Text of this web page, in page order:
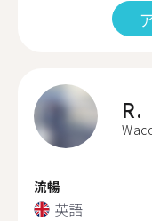
R.
流暢
英語